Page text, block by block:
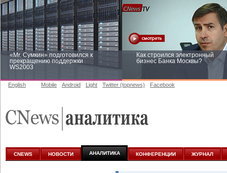
«Mr. Сумкин» подготовился к
прекращению поддержки
WS2003
Как строился электронный
бизнес Банка Москвы?
аналитике
English Mobile Android Light Twitter (topnews) Facebook
CNEWS НОВОСТИ АНАЛИТИКА КОНФЕРЕНЦИИ ЖУРНАЛ